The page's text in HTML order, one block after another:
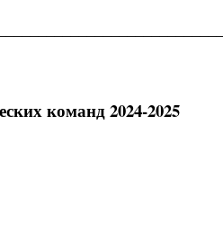
команд 2024-2025